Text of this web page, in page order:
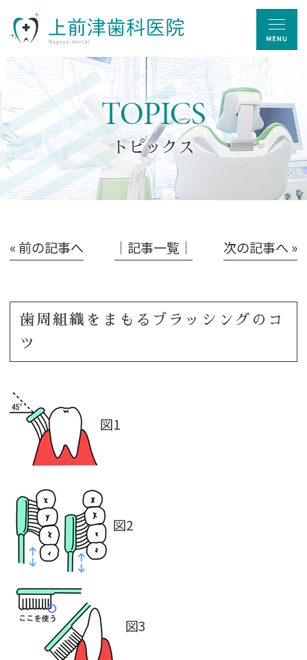
TOPICS
トピックス
« 前の記事へ │記事一覧│ 次の記事へ »
歯周組織をまもるブラッシングのコ
ツ
図1
図2
図3